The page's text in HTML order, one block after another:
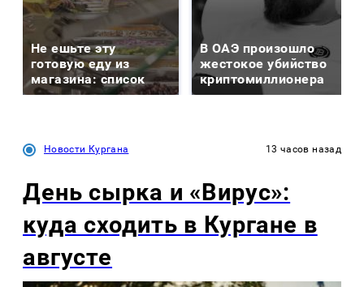
Не ешьте эту
готовую еду из
магазина: список
В ОАЭ произошло
жестокое убийство
криптомиллионера
Новости Кургана 13 часов назад
День сырка и «Вирус»:
куда сходить в Кургане в
августе